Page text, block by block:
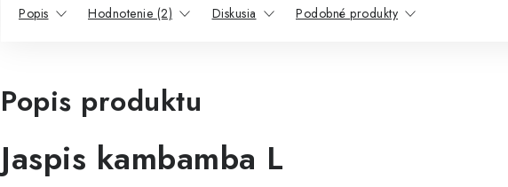
Popis Hodnotenie (2) Diskusia Podobné produkty
Popis produktu
Jaspis kambamba L